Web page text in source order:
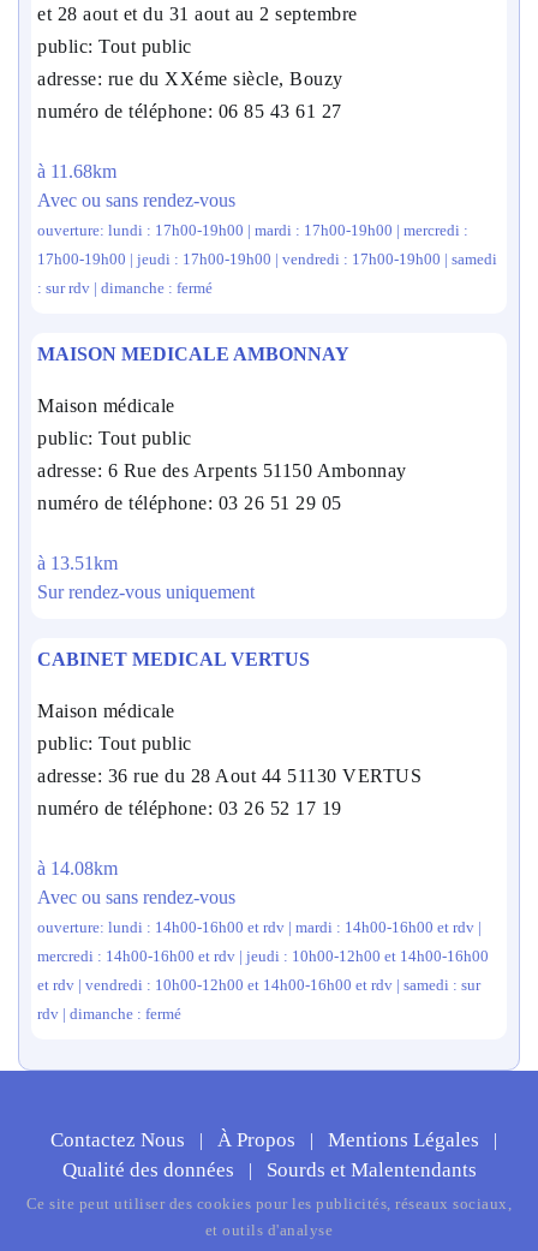
et 28 aout et du 31 aout au 2 septembre
public: Tout public
adresse: rue du XXéme siècle, Bouzy
numéro de téléphone: 06 85 43 61 27
à 11.68km
Avec ou sans rendez-vous
ouverture: lundi : 17h00-19h00 | mardi : 17h00-19h00 | mercredi :
17h00-19h00 | jeudi : 17h00-19h00 | vendredi : 17h00-19h00 | samedi
: sur rdv | dimanche : fermé
MAISON MEDICALE AMBONNAY
Maison médicale
public: Tout public
adresse: 6 Rue des Arpents 51150 Ambonnay
numéro de téléphone: 03 26 51 29 05
à 13.51km
Sur rendez-vous uniquement
CABINET MEDICAL VERTUS
Maison médicale
public: Tout public
adresse: 36 rue du 28 Aout 44 51130 VERTUS
numéro de téléphone: 03 26 52 17 19
à 14.08km
Avec ou sans rendez-vous
ouverture: lundi : 14h00-16h00 et rdv | mardi : 14h00-16h00 et rdv |
mercredi : 14h00-16h00 et rdv | jeudi : 10h00-12h00 et 14h00-16h00
et rdv | vendredi : 10h00-12h00 et 14h00-16h00 et rdv | samedi : sur
rdv | dimanche : fermé
Contactez Nous | À Propos | Mentions Légales |
Qualité des données | Sourds et Malentendants
Ce site peut utiliser des cookies pour les publicités, réseaux sociaux,
et outils d'analyse